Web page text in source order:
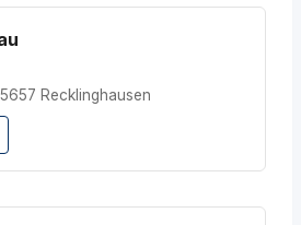
Recklinghausen